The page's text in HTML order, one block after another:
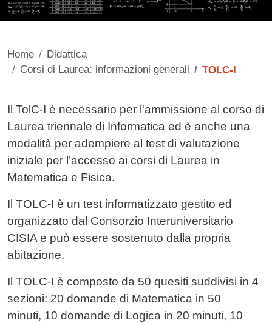
Home
Didattica
Corsi di Laurea: informazioni generali
TOLC-I
Contenuto
Il TolC-I è necessario per l'ammissione al corso di
Laurea triennale di Informatica ed è anche una
modalità per adempiere al test di valutazione
iniziale per l’accesso ai corsi di Laurea in
Matematica e Fisica.
Il TOLC-I è un test informatizzato gestito ed
organizzato dal Consorzio Interuniversitario
CISIA e può essere sostenuto dalla propria
abitazione.
Il TOLC-I è composto da 50 quesiti suddivisi in 4
sezioni: 20 domande di Matematica in 50
minuti, 10 domande di Logica in 20 minuti, 10